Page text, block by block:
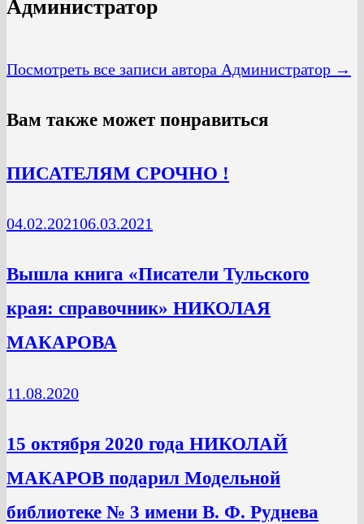
Администратор
Посмотреть все записи автора Администратор →
Вам также может понравиться
ПИСАТЕЛЯМ СРОЧНО !
04.02.202106.03.2021
Вышла книга «Писатели Тульского
края: справочник» НИКОЛАЯ
МАКАРОВА
11.08.2020
15 октября 2020 года НИКОЛАЙ
МАКАРОВ подарил Модельной
библиотеке № 3 имени В. Ф. Руднева